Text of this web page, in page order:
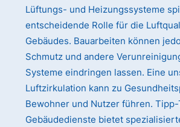
Lüftungs- und Heizungssysteme
entscheidende Rolle für die
Gebäudes. Bauarbeiten können
Schmutz und andere
Systeme eindringen lassen. Eine
Luftzirkulation kann zu
Bewohner und Nutzer führen.
Gebäudedienste bietet